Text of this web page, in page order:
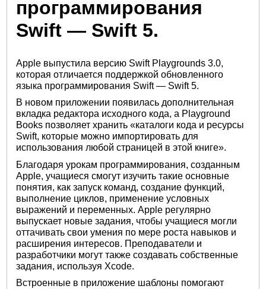
программирования
Swift — Swift 5.
Apple выпустила версию Swift Playgrounds 3.0,
которая отличается поддержкой обновленного
языка программирования Swift — Swift 5.
В новом приложении появилась дополнительная
вкладка редактора исходного кода, а Playground
Books позволяет хранить «каталоги кода и ресурсы
Swift, которые можно импортировать для
использования любой страницей в этой книге».
Благодаря урокам программирования, созданным
Apple, учащиеся смогут изучить такие основные
понятия, как запуск команд, создание функций,
выполнение циклов, применение условных
выражений и переменных. Apple регулярно
выпускает новые задания, чтобы учащиеся могли
оттачивать свои умения по мере роста навыков и
расширения интересов. Преподаватели и
разработчики могут также создавать собственные
задания, используя Xcode.
Встроенные в приложение шаблоны помогают